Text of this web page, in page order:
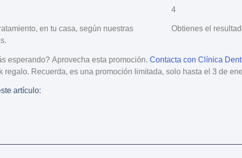
en tu casa, según nuestras
4
Obtienes el
esperando? Aprovecha esta promoción. Contacta con Clínica
regalo. Recuerda, es una promoción limitada, solo hasta el 3 de
artículo: